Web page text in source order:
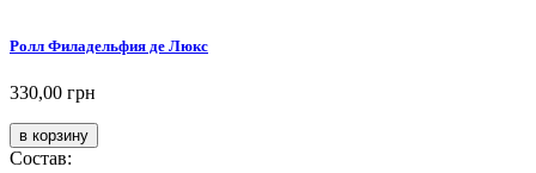
Ролл Филадельфия де Люкс
330,00 грн
Состав: